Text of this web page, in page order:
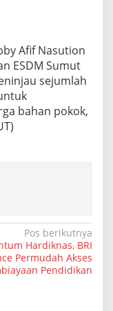
Afif Nasution
ESDM Sumut
sejumlah
bahan pokok,
Pos berikutnya
Hardiknas, BRI
Permudah Akses
Pendidikan